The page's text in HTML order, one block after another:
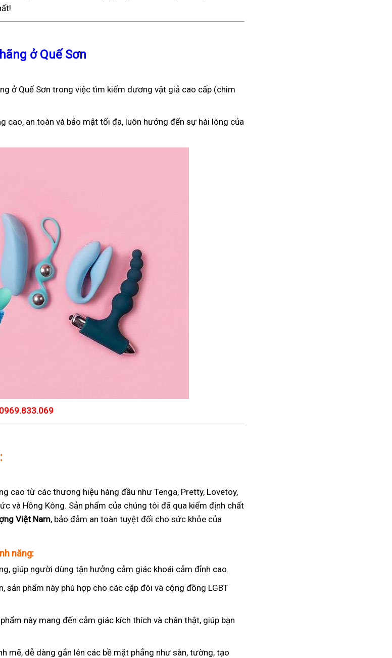
ở Quế Sơn
ở Quế Sơn trong việc tìm kiếm dương vật giả cao cấp (chim
cao, an toàn và bảo mật tối đa, luôn hướng đến sự hài lòng của
0969.833.069
cao từ các thương hiệu hàng đầu như Tenga, Pretty, Lovetoy,
và Hồng Kông. Sản phẩm của chúng tôi đã qua kiểm định chất
Việt Nam, bảo đảm an toàn tuyệt đối cho sức khỏe của
năng:
giúp người dùng tận hưởng cảm giác khoái cảm đỉnh cao.
sản phẩm này phù hợp cho các cặp đôi và cộng đồng LGBT
này mang đến cảm giác kích thích và chân thật, giúp bạn
mẽ, dễ dàng gắn lên các bề mặt phẳng như sàn, tường, tạo